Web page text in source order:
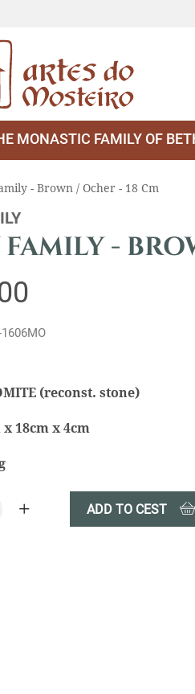
MONASTIC FAMILY OF
- Brown / Ocher - 18 Cm
-
(reconst. stone)
x 18cm x 4cm
+ ADD TO CEST